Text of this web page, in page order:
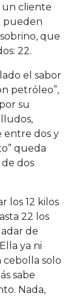
un cliente
pueden
que
22.
el sabor
petróleo”,
su
entre dos y
queda
de dos
los 12 kilos
22 los
de
ya ni
cebolla solo
sabe
Nada,